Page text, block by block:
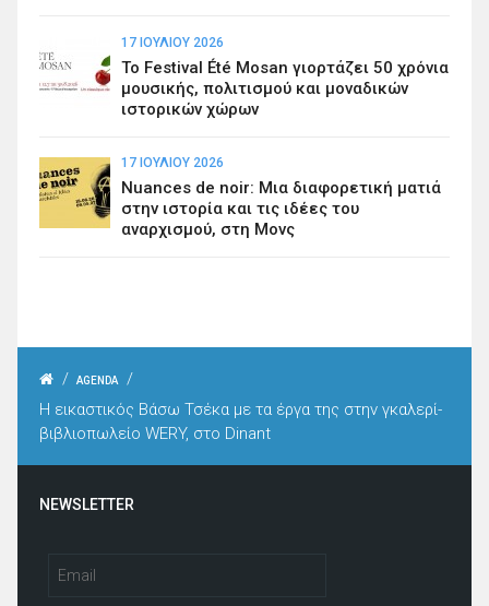
17 ΙΟΥΛΊΟΥ 2026
Το Festival Été Mosan γιορτάζει 50 χρόνια
μουσικής, πολιτισμού και μοναδικών
ιστορικών χώρων
17 ΙΟΥΛΊΟΥ 2026
Nuances de noir: Μια διαφορετική ματιά
στην ιστορία και τις ιδέες του
αναρχισμού, στη Μονς
/ AGENDA
/
Η εικαστικός Βάσω Τσέκα με τα έργα της στην γκαλερί-
βιβλιοπωλείο WERY, στο Dinant
NEWSLETTER